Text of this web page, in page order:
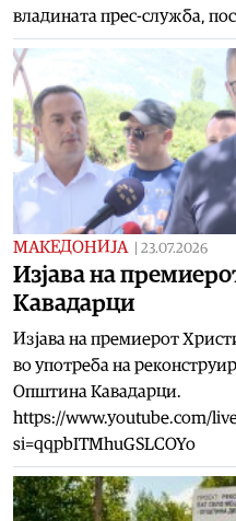
владината прес-служба,
МАКЕДОНИЈА 23.07.2026
Изјава на
Кавадарци
Изјава на премиерот
во употреба на
Општина Кавадарци.
https://www.youtube.com/
si=qqpbITMhuGSLCOYo